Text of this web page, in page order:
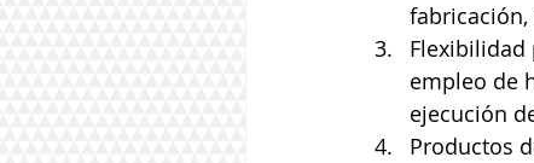
Flexibilidad
empleo de
ejecución
Productos